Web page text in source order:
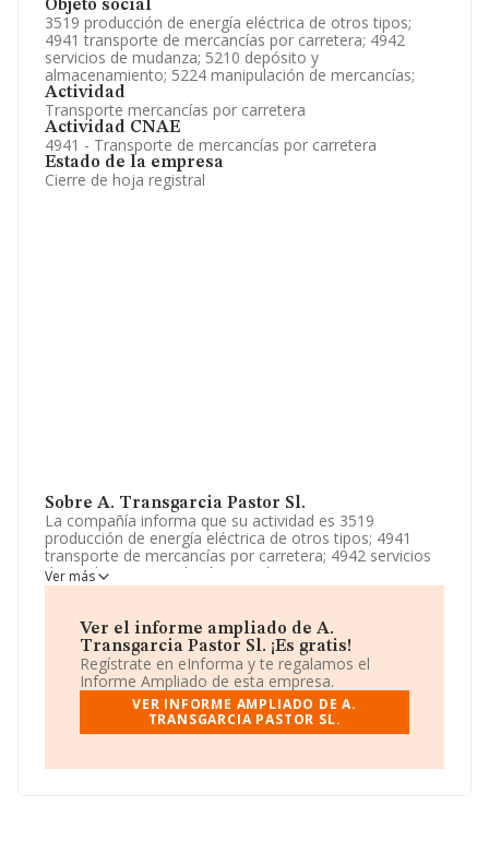
Objeto social
3519 producción de energía eléctrica de otros tipos;
4941 transporte de mercancías por carretera; 4942
servicios de mudanza; 5210 depósito y
almacenamiento; 5224 manipulación de mercancías;
Actividad
Transporte mercancías por carretera
Actividad CNAE
4941 - Transporte de mercancías por carretera
Estado de la empresa
Cierre de hoja registral
Sobre A. Transgarcia Pastor Sl.
La compañía informa que su actividad es 3519
producción de energía eléctrica de otros tipos; 4941
transporte de mercancías por carretera; 4942 servicios
de mudanza; 5210 depósito y almacenamiento; 5224
manipulación de mercancías;. La empresa es una
mercancías por carretera'. La compañía no tiene
actividad en mercados exteriores.
La empresa españolaA. Transgarcia Pastor S.L
número de identificación fiscal B87444923, está situada
en Calle Golfo De Salonica núm. 38 Piso 2 C, (28033), en
el municipio de Madrid, Madrid.
Con los datos a disposición de INFORMA sobre 62.013
Ver más
Ver el informe ampliado de A.
Transgarcia Pastor Sl. ¡Es gratis!
Regístrate en eInforma y te regalamos el
Informe Ampliado de esta empresa.
VER INFORME AMPLIADO DE A.
TRANSGARCIA PASTOR SL.